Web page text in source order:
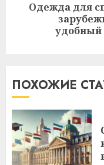
Следующая
Одежда для
удобный
ПОХОЖИЕ